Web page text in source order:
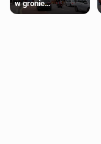
w gronie
najlepszych